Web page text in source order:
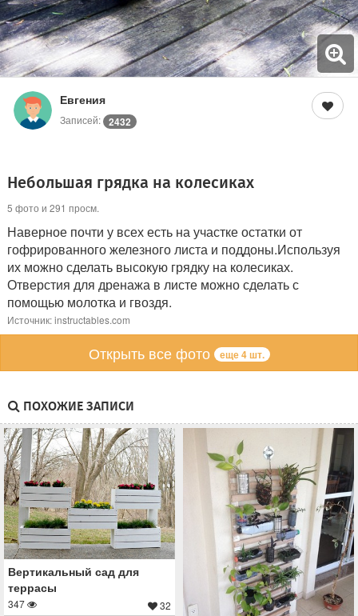
Евгения
Записей: 2432
Небольшая грядка на колесиках
5 фото и 291 просм.
Наверное почти у всех есть на участке остатки от
гофрированного железного листа и поддоны.Используя
их можно сделать высокую грядку на колесиках.
Отверстия для дренажа в листе можно сделать с
помощью молотка и гвоздя.
Источник: instructables.com
Открыть все фото еще 4 шт.
ПОХОЖИЕ ЗАПИСИ
Вертикальный сад для
террасы
347 32